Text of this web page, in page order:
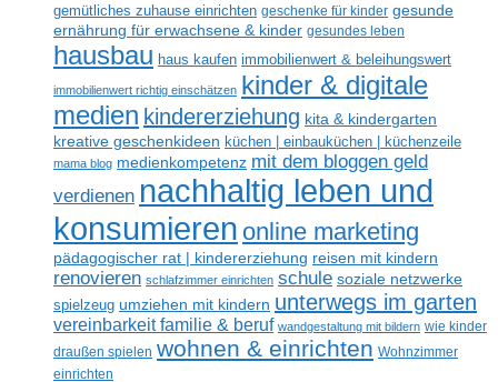
gemütliches zuhause einrichten geschenke für kinder gesunde
ernährung für erwachsene & kinder gesundes leben
hausbau haus kaufen immobilienwert & beleihungswert
immobilienwert richtig einschätzen kinder & digitale
medien kindererziehung kita & kindergarten
kreative geschenkideen küchen | einbauküchen | küchenzeile
mama blog medienkompetenz mit dem bloggen geld
verdienen nachhaltig leben und
konsumieren online marketing
pädagogischer rat | kindererziehung reisen mit kindern
renovieren schlafzimmer einrichten schule soziale netzwerke
spielzeug umziehen mit kindern unterwegs im garten
vereinbarkeit familie & beruf wandgestaltung mit bildern wie kinder
draußen spielen wohnen & einrichten Wohnzimmer
einrichten